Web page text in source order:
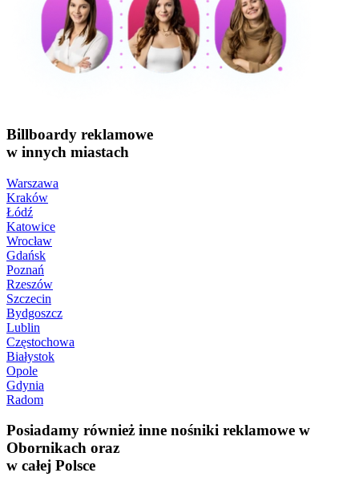
Billboardy reklamowe
w innych miastach
Warszawa
Kraków
Łódź
Katowice
Wrocław
Gdańsk
Poznań
Rzeszów
Szczecin
Bydgoszcz
Lublin
Częstochowa
Białystok
Opole
Gdynia
Radom
Posiadamy również inne nośniki reklamowe w
Obornikach oraz
w całej Polsce